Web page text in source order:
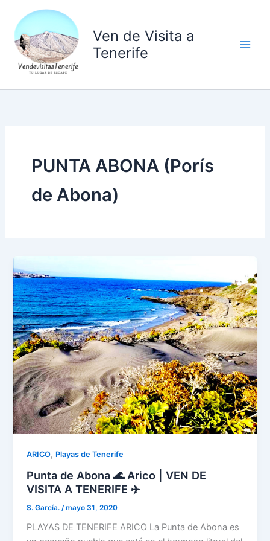
contenido
Ven de Visita a
Tenerife
PUNTA ABONA (Porís
de Abona)
ARICO, Playas de Tenerife
Punta de Abona 🌊 Arico | VEN DE
VISITA A TENERIFE ✈️
S. García. /mayo 31, 2020
PLAYAS DE TENERIFE ARICO La Punta de Abona es